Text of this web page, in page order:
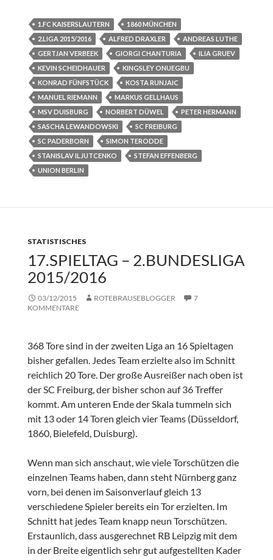
1.FC KAISERSLAUTERN
1860 MÜNCHEN
2.LIGA 2015/2016
ALFRED DRAXLER
ANDREAS LUTHE
GERTJAN VERBEEK
GIORGI CHANTURIA
ILIA GRUEV
KEVIN SCHEIDHAUER
KINGSLEY ONUEGBU
KONRAD FÜNFSTÜCK
KOSTA RUNJAIC
MANUEL RIEMANN
MARKUS GELLHAUS
MSV DUISBURG
NORBERT DÜWEL
PETER HERMANN
SASCHA LEWANDOWSKI
SC FREIBURG
SC PADERBORN
SIMON TERODDE
STANISLAV ILJUTCENKO
STEFAN EFFENBERG
UNION BERLIN
STATISTISCHES
17.SPIELTAG – 2.BUNDESLIGA
2015/2016
03/12/2015 ROTEBRAUSEBLOGGER
7
KOMMENTARE
368 Tore sind in der zweiten Liga an 16 Spieltagen
bisher gefallen. Jedes Team erzielte also im Schnitt
reichlich 20 Tore. Der große Ausreißer nach oben ist
der SC Freiburg, der bisher schon auf 36 Treffer
kommt. Am unteren Ende der Skala tummeln sich
mit 13 oder 14 Toren gleich vier Teams (Düsseldorf,
1860, Bielefeld, Duisburg).
Wenn man sich anschaut, wie viele Torschützen die
einzelnen Teams haben, dann steht Nürnberg ganz
vorn, bei denen im Saisonverlauf gleich 13
verschiedene Spieler bereits ein Tor erzielten. Im
Schnitt hat jedes Team knapp neun Torschützen.
Erstaunlich, dass ausgerechnet RB Leipzig mit dem
in der Breite eigentlich sehr gut aufgestellten Kader